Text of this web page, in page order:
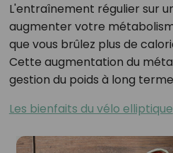
L'entraînement régulier sur
augmenter votre
que vous brûlez plus de
Cette augmentation du
gestion du poids à long
Les bienfaits du vélo elliptique